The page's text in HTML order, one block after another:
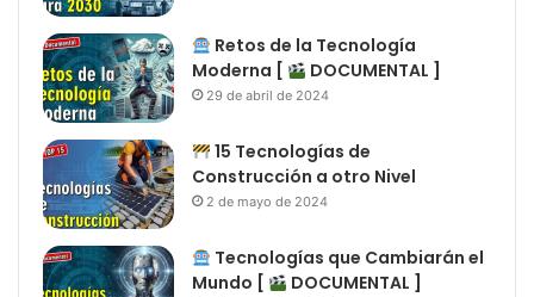
Retos de la Tecnología
Moderna [
DOCUMENTAL ]
29 de abril de 2024
15 Tecnologías de
Construcción a otro Nivel
2 de mayo de 2024
Tecnologías que Cambiarán el
Mundo [
DOCUMENTAL ]